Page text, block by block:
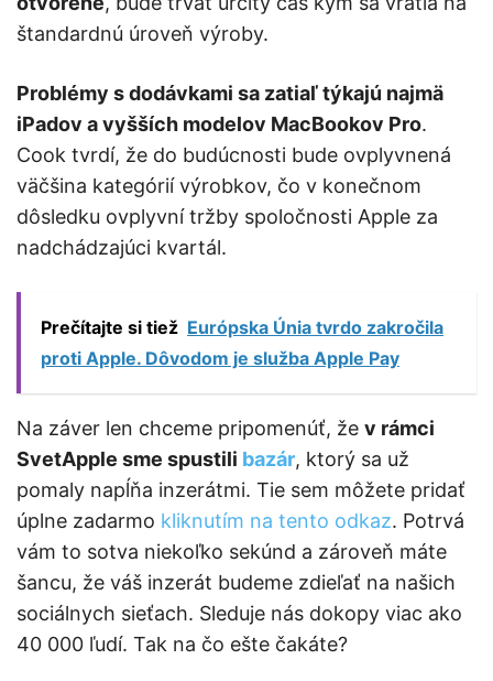
štandardnú úroveň výroby.
Problémy s dodávkami sa zatiaľ týkajú najmä
iPadov a vyšších modelov MacBookov Pro.
Cook tvrdí, že do budúcnosti bude ovplyvnená
väčšina kategórií výrobkov, čo v konečnom
dôsledku ovplyvní tržby spoločnosti Apple za
nadchádzajúci kvartál.
Prečítajte si tiež Európska Únia tvrdo zakročila
proti Apple. Dôvodom je služba Apple Pay
Na záver len chceme pripomenúť, že v rámci
SvetApple sme spustili bazár, ktorý sa už
pomaly napĺňa inzerátmi. Tie sem môžete pridať
úplne zadarmo kliknutím na tento odkaz. Potrvá
vám to sotva niekoľko sekúnd a zároveň máte
šancu, že váš inzerát budeme zdieľať na našich
sociálnych sieťach. Sleduje nás dokopy viac ako
40 000 ľudí. Tak na čo ešte čakáte?